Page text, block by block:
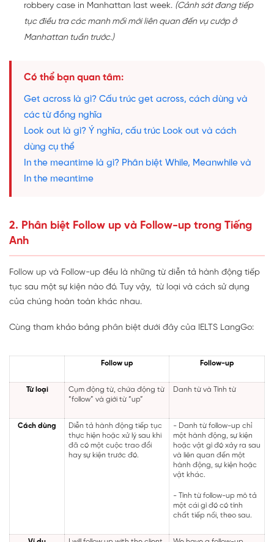
robbery case in Manhattan last week. (Cảnh sát đang tiếp
tục điều tra các manh mối mới liên quan đến vụ cướp ở
Manhattan tuần trước.)
Có thể bạn quan tâm:
Get across là gì? Cấu trúc get across, cách dùng và
các từ đồng nghĩa
Look out là gì? Ý nghĩa, cấu trúc Look out và cách
dùng cụ thể
In the meantime là gì? Phân biệt While, Meanwhile và
In the meantime
2. Phân biệt Follow up và Follow-up trong Tiếng
Anh
Follow up và Follow-up đều là những từ diễn tả hành động tiếp
tục sau một sự kiện nào đó. Tuy vậy, từ loại và cách sử dụng
của chúng hoàn toàn khác nhau.
Cùng tham khảo bảng phân biệt dưới đây của IELTS LangGo:
Follow up Follow-up
Từ loại
Cụm động từ, chứa động từ
“follow” và giới từ “up”
Danh từ và Tính từ
Cách dùng
Diễn tả hành động tiếp tục
thực hiện hoặc xử lý sau khi
đã có một cuộc trao đổi
hay sự kiện trước đó.
- Danh từ follow-up chỉ
một hành động, sự kiện
hoặc vật gì đó xảy ra sau
và liên quan đến một
hành động, sự kiện hoặc
vật khác.
- Tính từ follow-up mô tả
một cái gì đó có tính
chất tiếp nối, theo sau.